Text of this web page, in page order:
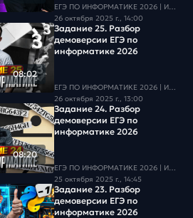
ЕГЭ ПО ИНФОРМАТИКЕ 2026 | Информатика с БУ
26 октября 2025 г., 14:00
08:02
Задание 25. Разбор
демоверсии ЕГЭ по
информатике 2026
ЕГЭ ПО ИНФОРМАТИКЕ 2026 | Информатика с БУ
26 октября 2025 г., 13:00
08:20
Задание 24. Разбор
демоверсии ЕГЭ по
информатике 2026
ЕГЭ ПО ИНФОРМАТИКЕ 2026 | Информатика с БУ
25 октября 2025 г., 14:45
Задание 23. Разбор
демоверсии ЕГЭ по
информатике 2026